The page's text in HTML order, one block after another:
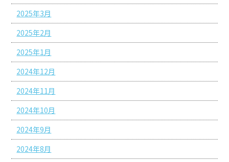
2025年3月
2025年2月
2025年1月
2024年12月
2024年11月
2024年10月
2024年9月
2024年8月